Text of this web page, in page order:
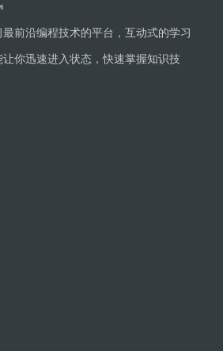
前沿编程技术的平台，互动式的学习
你迅速进入状态，快速掌握知识技